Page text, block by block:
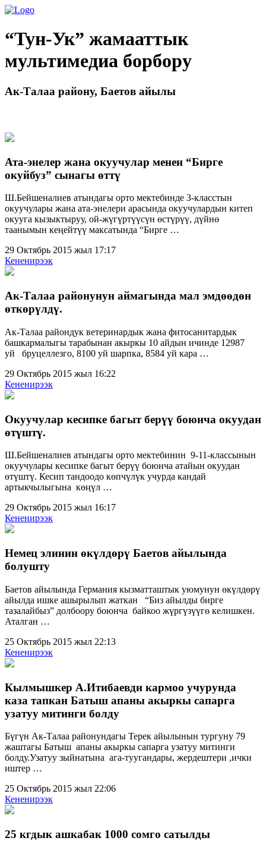
“Тун-Ук” жамааттык
мультимедиа борбору
Ак-Талаа району, Баетов айылы
Ата-энелер жана окуучулар менен “Бирге
окуйбуз” сынагы өттү
Ш.Бейшеналиев атындагы орто мектебинде 3-класстын
окуучулары жана ата-энелери арасында окуучулардын китеп
окууга кызыктыруу, ой-жүгүртүүсүн өстүрүү, дүйнө
таанымын кеңейтүү максатында “Бирге …
29 Октябрь 2015 жыл 17:17
Кененирээк
Ак-Талаа районунун аймагында мал эмдөөдөн
өткөрүлдү.
Ак-Талаа райондук ветеринардык жана фитосанитардык
башкармалыгы тарабынан акыркы 10 айдын ичинде 12987
уй бруцеллезго, 8100 уй шарпка, 8584 уй кара …
29 Октябрь 2015 жыл 16:22
Кененирээк
Окуучулар кесипке багыт берүү боюнча окуудан
өтүштү.
Ш.Бейшеналиев атындагы орто мектебинин 9-11-классынын
окуучулары кесипке багыт берүү боюнча атайын окуудан
өтүштү. Кесип тандоодо көпчүлүк учурда кандай
артыкчылыгына көңүл …
29 Октябрь 2015 жыл 16:17
Кененирээк
Немец элинин өкүлдөрү Баетов айылында
болушту
Баетов айылында Германия кызматташтык уюмунун өкүлдөрү
айылда ишке ашырылып жаткан “Биз айылды бирге
тазалайбыз” долбоору боюнча байкоо жүргүзүүгө келишкен.
Аталган …
25 Октябрь 2015 жыл 22:13
Кененирээк
Кылмышкер А.Итибаевди кармоо учурунда
каза тапкан Батыш апаны акыркы сапарга
узатуу митинги болду
Бүгүн Ак-Талаа районундагы Терек айылынын тургуну 79
жаштагы Батыш апаны акыркы сапарга узатуу митинги
болду.Узатуу зыйнатына ага-туугандары, жердештери ,ички
иштер …
25 Октябрь 2015 жыл 22:06
Кененирээк
25 кгдык ашкабак 1000 сомго сатылды